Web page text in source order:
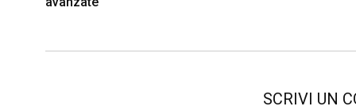
SCRIVI UN